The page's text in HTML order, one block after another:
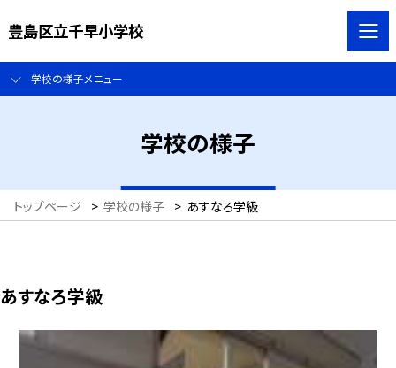
豊島区立千早小学校
学校の様子メニュー
学校の様子
トップページ > 学校の様子 > あすなろ学級
あすなろ学級